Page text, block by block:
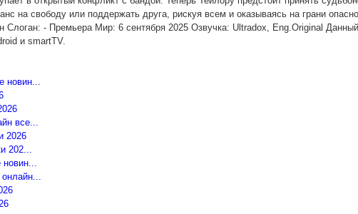
на свободу или поддержать друга, рискуя всем и оказываясь на грани
Слоган: - Премьера Мир: 6 сентября 2025 Озвучка: Ultradox, Eng.Original
и smartTV.
новин...
все...
2026
202...
новин...
онлайн...